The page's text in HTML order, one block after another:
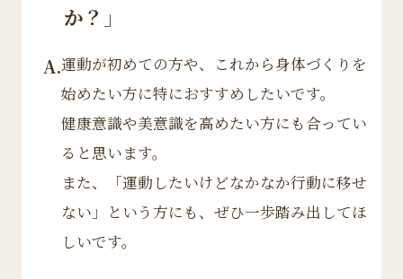
か？」
A.運動が初めての方や、これから身体づくりを
始めたい方に特におすすめしたいです。
健康意識や美意識を高めたい方にも合ってい
ると思います。
また、「運動したいけどなかなか行動に移せ
ない」という方にも、ぜひ一歩踏み出してほ
しいです。